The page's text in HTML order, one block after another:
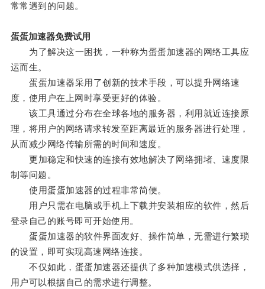
常常遇到的问题。
蛋蛋加速器免费试用
为了解决这一困扰，一种称为蛋蛋加速器的网络工具应
运而生。
蛋蛋加速器采用了创新的技术手段，可以提升网络速
度，使用户在上网时享受更好的体验。
该工具通过分布在全球各地的服务器，利用就近连接原
理，将用户的网络请求转发至距离最近的服务器进行处理，
从而减少网络传输所需的时间和速度。
更加稳定和快速的连接有效地解决了网络拥堵、速度限
制等问题。
使用蛋蛋加速器的过程非常简便。
用户只需在电脑或手机上下载并安装相应的软件，然后
登录自己的账号即可开始使用。
蛋蛋加速器的软件界面友好、操作简单，无需进行繁琐
的设置，即可实现高速网络连接。
不仅如此，蛋蛋加速器还提供了多种加速模式供选择，
用户可以根据自己的需求进行调整。